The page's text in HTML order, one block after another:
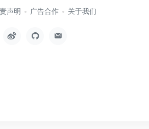
声明 广告合作 关于我们